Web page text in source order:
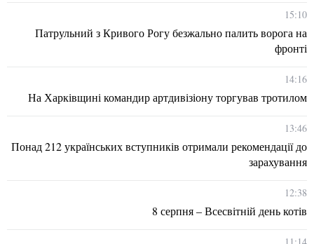
15:10
Патрульний з Кривого Рогу безжально палить ворога на
фронті
14:16
На Харківщині командир артдивізіону торгував тротилом
13:46
Понад 212 українських вступників отримали рекомендації до
зарахування
12:38
8 серпня – Всесвітній день котів